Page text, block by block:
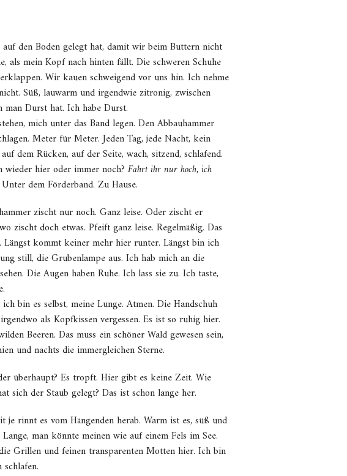
den Boden gelegt hat, damit wir beim Buttern nicht
als mein Kopf nach hinten fällt. Die schweren Schuhe
Wir kauen schweigend vor uns hin. Ich nehme
Süß, lauwarm und irgendwie zitronig, zwischen
Durst hat. Ich habe Durst.
mich unter das Band legen. Den Abbauhammer
Meter für Meter. Jeden Tag, jede Nacht, kein
dem Rücken, auf der Seite, wach, sitzend, schlafend.
wieder hier oder immer noch? Fahrt ihr nur hoch, ich
dem Förderband. Zu Hause.
zischt nur noch. Ganz leise. Oder zischt er
zischt doch etwas. Pfeift ganz leise. Regelmäßig. Das
Längst kommt keiner mehr hier runter. Längst bin ich
still, die Grubenlampe aus. Ich hab mich an die
Die Augen haben Ruhe. Ich lass sie zu. Ich taste,
bin es selbst, meine Lunge. Atmen. Die Handschuh
als Kopfkissen vergessen. Es ist so ruhig hier.
Beeren. Das muss ein schöner Wald gewesen sein,
und nachts die immergleichen Sterne.
überhaupt? Es tropft. Hier gibt es keine Zeit. Wie
sich der Staub gelegt? Das ist schon lange her.
je rinnt es vom Hängenden herab. Warm ist es, süß und
man könnte meinen wie auf einem Fels im See.
Grillen und feinen transparenten Motten hier. Ich bin